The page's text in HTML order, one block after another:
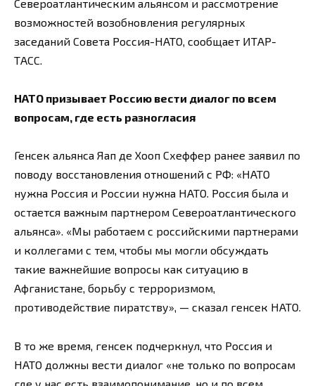
Североатлантическим альянсом и рассмотрение
возможностей возобновления регулярных
заседаний Совета Россия-НАТО, сообщает ИТАР-
ТАСС.
НАТО призывает Россию вести диалог по всем
вопросам, где есть разногласия
Генсек альянса Яап де Хооп Схеффер ранее заявил по
поводу восстановления отношений с РФ: «НАТО
нужна Россия и России нужна НАТО. Россия была и
остается важным партнером Североатлантического
альянса». «Мы работаем с российскими партнерами
и коллегами с тем, чтобы мы могли обсуждать
такие важнейшие вопросы как ситуацию в
Афганистане, борьбу с терроризмом,
противодействие пиратству», — сказал генсек НАТО.
В то же время, генсек подчеркнул, что Россия и
НАТО должны вести диалог «не только по вопросам
где у нас есть взаимопонимание, но и по всем